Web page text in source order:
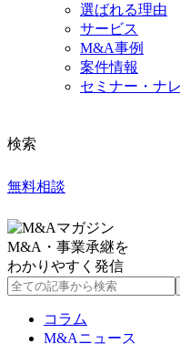
選ばれる理由
サービス
M&A事例
案件情報
セミナー・ナ
検索
無料相談
M&A・事業承継を
わかりやすく発信
コラム
M&Aニュース